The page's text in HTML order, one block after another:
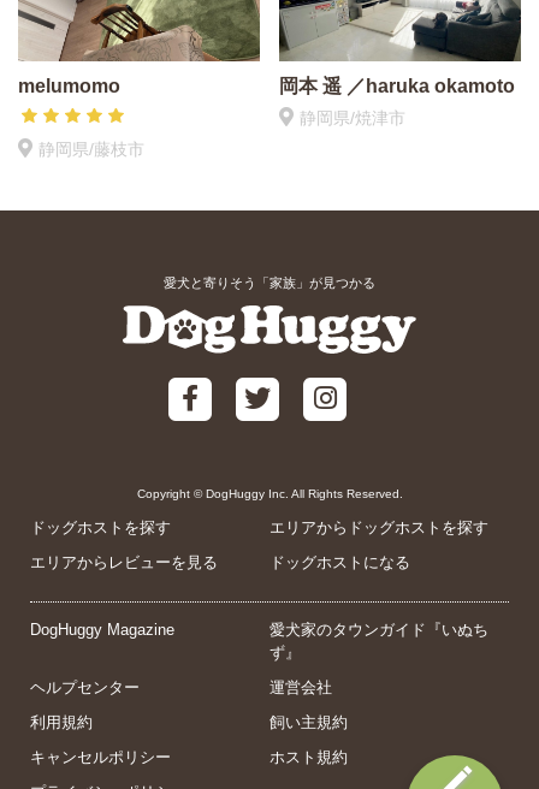
melumomo
静岡県/藤枝市
岡本 遥 ／haruka okamoto
静岡県/焼津市
愛犬と寄りそう「家族」が見つかる
Copyright © DogHuggy Inc. All Rights Reserved.
ドッグホストを探す
エリアからドッグホストを探す
エリアからレビューを見る
ドッグホストになる
DogHuggy Magazine
愛犬家のタウンガイド『いぬち
ず』
ヘルプセンター
運営会社
利用規約
飼い主規約
キャンセルポリシー
ホスト規約